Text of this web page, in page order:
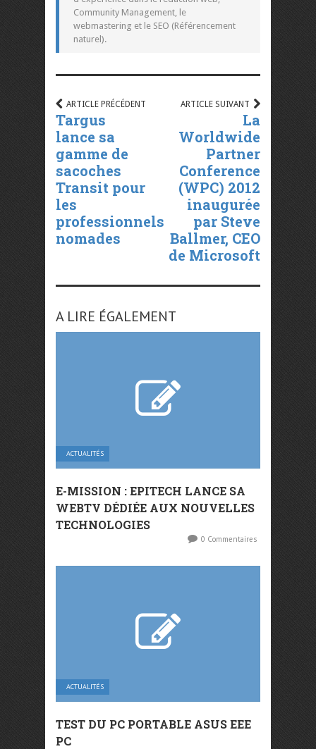
Community Management, le
webmastering et le SEO (Référencement
naturel).
ARTICLE PRÉCÉDENT
Targus
lance sa
gamme de
sacoches
Transit pour
les
professionnels
nomades
ARTICLE SUIVANT
La
Worldwide
Partner
Conference
(WPC) 2012
inaugurée
par Steve
Ballmer, CEO
de Microsoft
A LIRE ÉGALEMENT
ACTUALITÉS
E-MISSION : EPITECH LANCE SA
WEBTV DÉDIÉE AUX NOUVELLES
TECHNOLOGIES
0 Commentaires
ACTUALITÉS
TEST DU PC PORTABLE ASUS EEE
PC